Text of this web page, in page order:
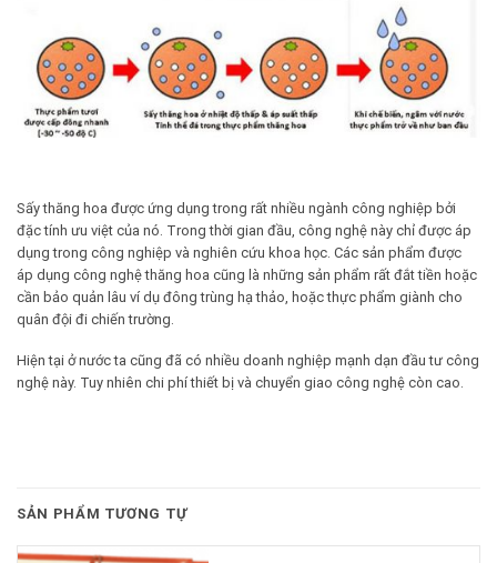
Sấy thăng hoa được ứng dụng trong rất nhiều ngành công nghiệp bởi
đặc tính ưu việt của nó. Trong thời gian đầu, công nghệ này chỉ được áp
dụng trong công nghiệp và nghiên cứu khoa học. Các sản phẩm được
áp dụng công nghệ thăng hoa cũng là những sản phẩm rất đắt tiền hoặc
cần bảo quản lâu ví dụ đông trùng hạ thảo, hoặc thực phẩm giành cho
quân đội đi chiến trường.
Hiện tại ở nước ta cũng đã có nhiều doanh nghiệp mạnh dạn đầu tư công
nghệ này. Tuy nhiên chi phí thiết bị và chuyển giao công nghệ còn cao.
SẢN PHẨM TƯƠNG TỰ